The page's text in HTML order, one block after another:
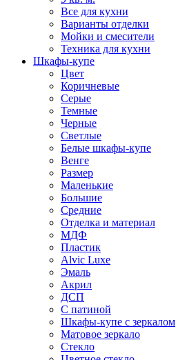
Все для кухни
Варианты отделки
Мойки и смесители
Техника для кухни
Шкафы-купе
Цвет
Коричневые
Серые
Темные
Черные
Светлые
Белые шкафы-купе
Венге
Размер
Маленькие
Большие
Средние
Отделка и материал
МДФ
Пластик
Alvic Luxe
Эмаль
Акрил
ДСП
С патиной
Шкафы-купе с зеркалом
Матовое зеркало
Стекло